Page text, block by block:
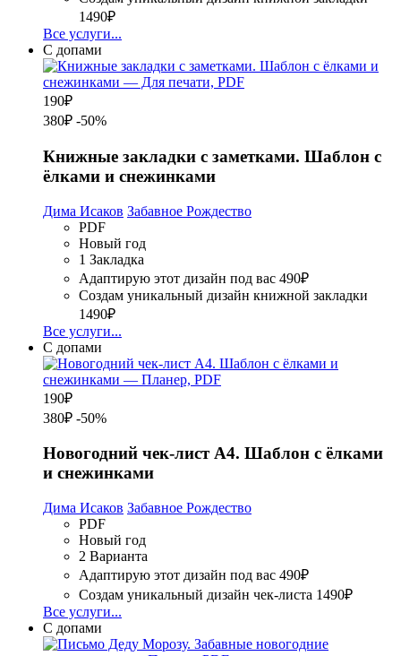
1490₽
Все услуги...
С допами
190₽
380₽ -50%
Книжные закладки с заметками. Шаблон с
ёлками и снежинками
Дима Исаков Забавное Рождество
PDF
Новый год
1 Закладка
Адаптирую этот дизайн под вас 490₽
Создам уникальный дизайн книжной закладки
1490₽
Все услуги...
С допами
190₽
380₽ -50%
Новогодний чек-лист А4. Шаблон с ёлками
и снежинками
Дима Исаков Забавное Рождество
PDF
Новый год
2 Варианта
Адаптирую этот дизайн под вас 490₽
Создам уникальный дизайн чек-листа 1490₽
Все услуги...
С допами